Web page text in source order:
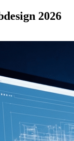
2026